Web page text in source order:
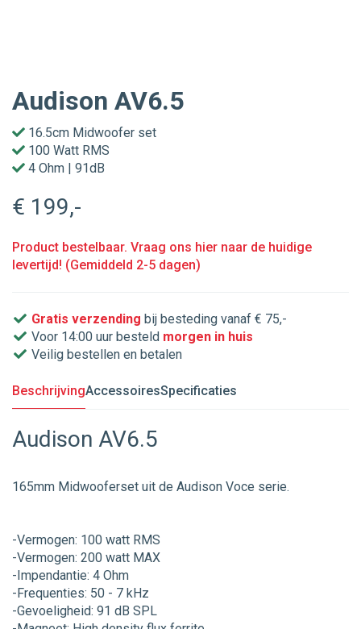
Audison AV6.5
16.5cm Midwoofer set
100 Watt RMS
4 Ohm | 91dB
€ 199,-
Product bestelbaar. Vraag ons hier naar de huidige
levertijd! (Gemiddeld 2-5 dagen)
Gratis verzending bij besteding vanaf € 75,-
Voor 14:00 uur besteld morgen in huis
Veilig bestellen en betalen
BeschrijvingAccessoiresSpecificaties
Audison AV6.5
165mm Midwooferset uit de Audison Voce serie.
-Vermogen: 100 watt RMS
-Vermogen: 200 watt MAX
-Impendantie: 4 Ohm
-Frequenties: 50 - 7 kHz
-Gevoeligheid: 91 dB SPL